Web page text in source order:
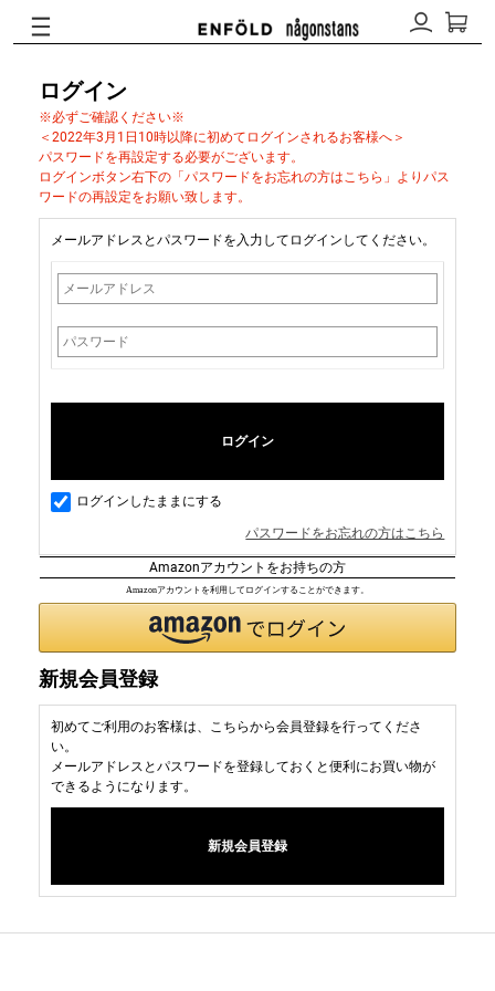
ログイン
※必ずご確認ください※
＜2022年3月1日10時以降に初めてログインされるお客様へ＞
パスワードを再設定する必要がございます。
ログインボタン右下の「パスワードをお忘れの方はこちら」よりパス
ワードの再設定をお願い致します。
メールアドレスとパスワードを入力してログインしてください。
ログインしたままにする
パスワードをお忘れの方はこちら
Amazonアカウントをお持ちの方
Amazonアカウントを利用してログインすることができます。
新規会員登録
初めてご利用のお客様は、こちらから会員登録を行ってくださ
い。
メールアドレスとパスワードを登録しておくと便利にお買い物が
できるようになります。